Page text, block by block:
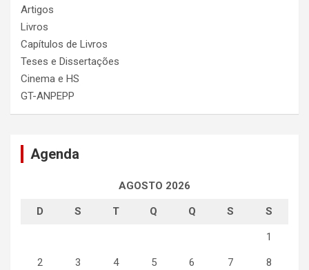
Artigos
Livros
Capítulos de Livros
Teses e Dissertações
Cinema e HS
GT-ANPEPP
Agenda
AGOSTO 2026
D S T Q Q S S
1
2 3 4 5 6 7 8